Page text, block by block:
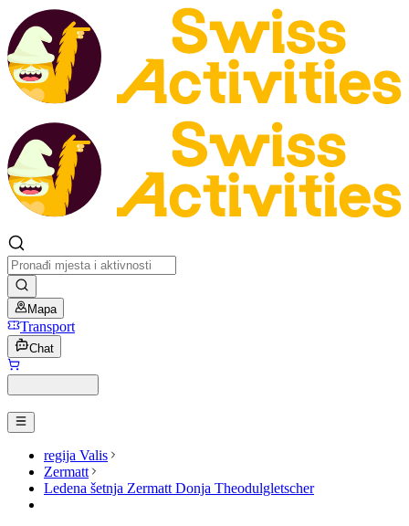
Mapa
Transport
Chat
regija Valis
Zermatt
Ledena šetnja Zermatt Donja Theodulgletscher